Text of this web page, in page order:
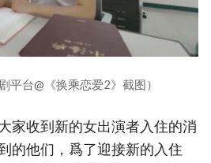
平台@《换乘恋爱2》截图）
家收到新的女出演者入住的消
的他们，爲了迎接新的入住